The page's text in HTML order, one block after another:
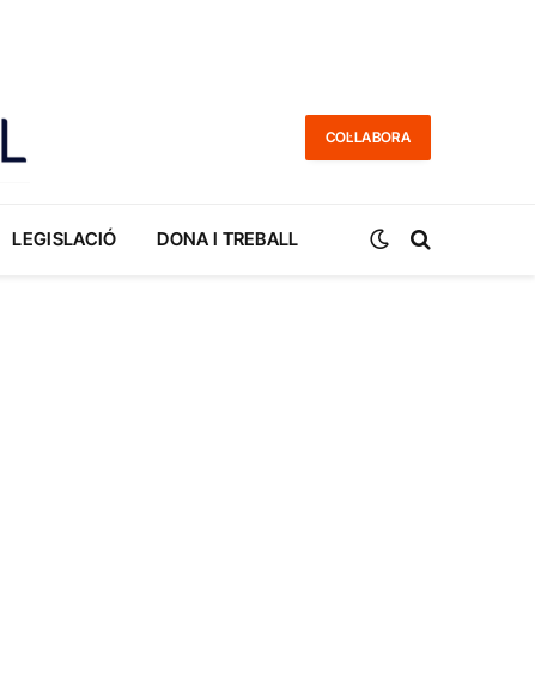
COL·LABORA
LEGISLACIÓ DONA I TREBALL